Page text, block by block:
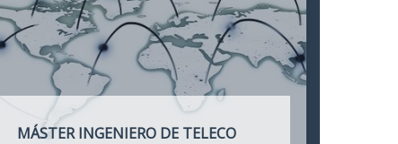
MÁSTER INGENIERO DE TELECO